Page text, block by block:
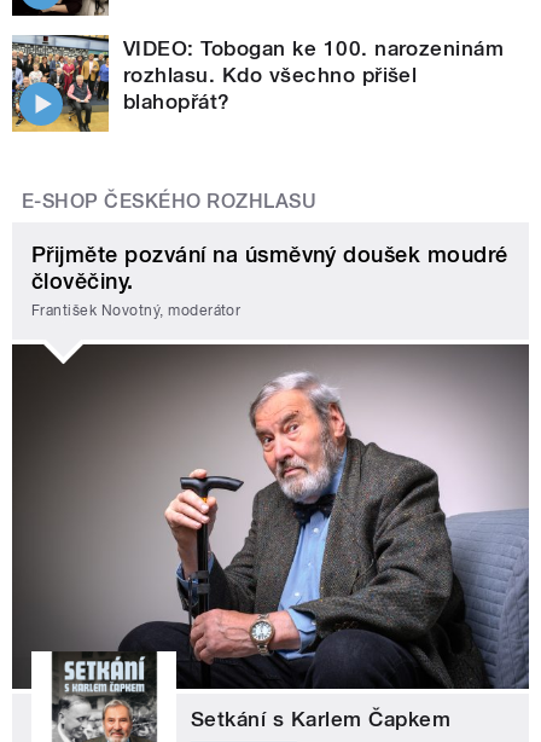
VIDEO: Tobogan ke 100. narozeninám
rozhlasu. Kdo všechno přišel
blahopřát?
E-SHOP ČESKÉHO ROZHLASU
Přijměte pozvání na úsměvný doušek moudré
člověčiny.
František Novotný, moderátor
Setkání s Karlem Čapkem